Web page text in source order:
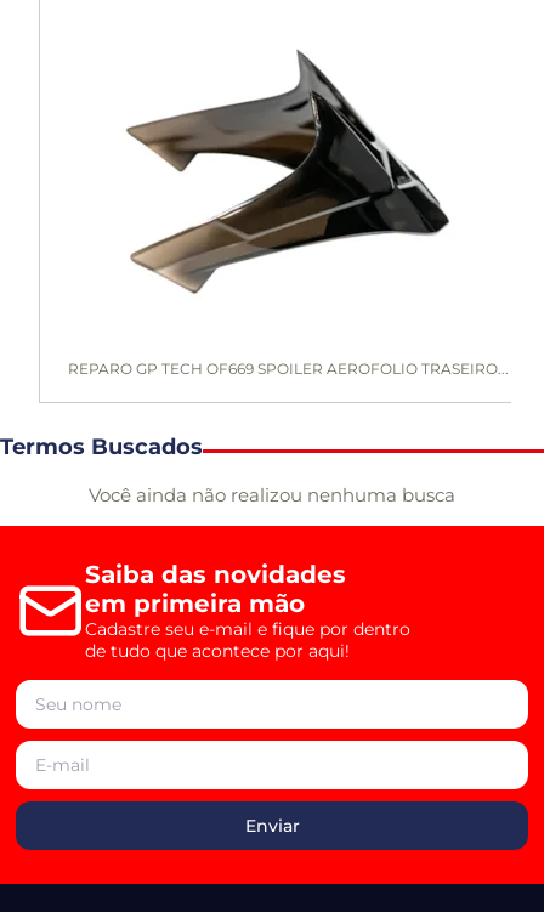
REPARO GP TECH OF669 SPOILER AEROFOLIO TRASEIRO...
Termos Buscados
Você ainda não realizou nenhuma busca
Saiba das novidades
em primeira mão
Cadastre seu e-mail e fique por dentro
de tudo que acontece por aqui!